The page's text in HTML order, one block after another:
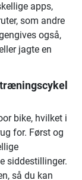
apps,
som andre
også,
jagte en
bike, hvilket i
for. Først og
siddestillinger.
så du kan